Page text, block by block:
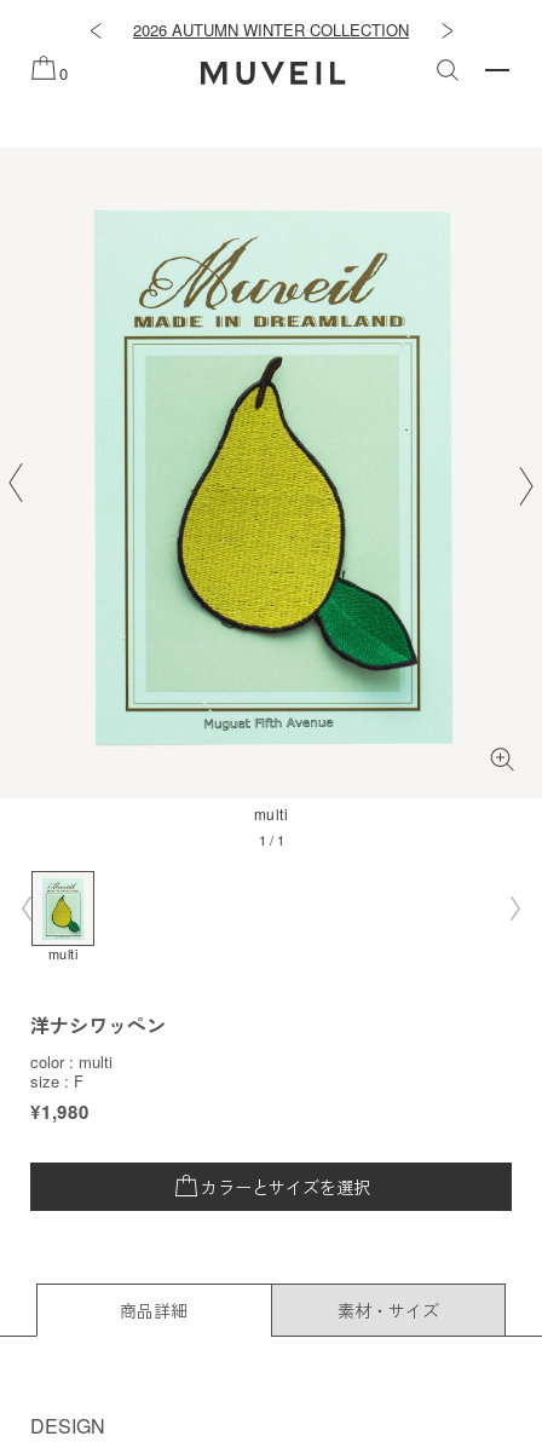
2026 AUTUMN WINTER COLLECTION
0
multi
multi
1 / 1
洋ナシワッペン
color : multi
size : F
¥1,980
カラーとサイズを選択
商品詳細 素材・サイズ
DESIGN